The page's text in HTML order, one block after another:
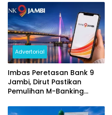
dan Perubahan PIN
Advertorial
Imbas Peretasan Bank 9
Jambi, Dirut Pastikan
Pemulihan M-Banking